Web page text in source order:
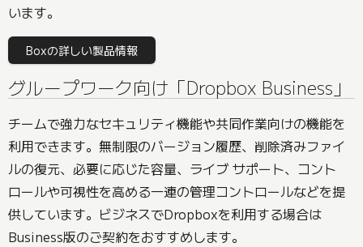
います。
Boxの詳しい製品情報
グループワーク向け「Dropbox Business」
チームで強力なセキュリティ機能や共同作業向けの機能を
利用できます。無制限のバージョン履歴、削除済みファイ
ルの復元、必要に応じた容量、ライブ サポート、コント
ロールや可視性を高める一連の管理コントロールなどを提
供しています。ビジネスでDropboxを利用する場合は
Business版のご契約をおすすめします。